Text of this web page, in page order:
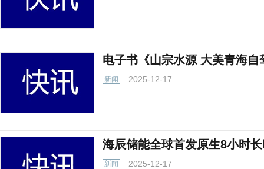
电子书《山宗水源 大美青海自
新闻 2025-12-17
海辰储能全球首发原生8小时
新闻 2025-12-17